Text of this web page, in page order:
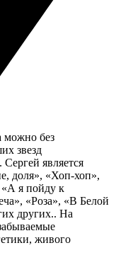
можно без
звезд
является
доля», «Хоп-хоп»,
я пойду к
«Роза», «В Белой
других.. На
живого